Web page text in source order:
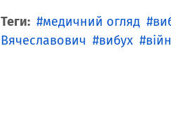
Теги: медичний огляд
Вячеславович
вибух